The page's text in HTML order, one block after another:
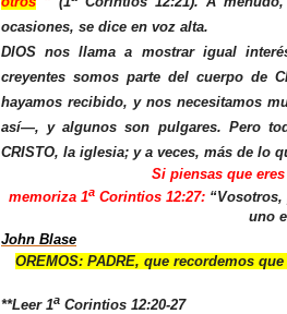
ocasiones, se dice en voz alta.
DIOS nos llama a mostrar igual
creyentes somos parte del cuerpo de
hayamos recibido, y nos necesitamos
así—, y algunos son pulgares. Pero
CRISTO, la iglesia; y a veces, más de lo
Si piensas que
memoriza 1a Corintios 12:27:
uno
John Blase
OREMOS: PADRE, que recordemos
**Leer 1a Corintios 12:20-27